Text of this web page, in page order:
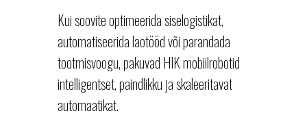
Kui soovite optimeerida siselogistikat,
automatiseerida laotööd või parandada
tootmisvoogu, pakuvad HIK mobiilrobotid
intelligentset, paindlikku ja skaleeritavat
automaatikat.